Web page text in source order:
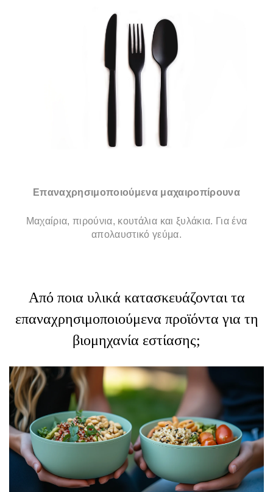
Επαναχρησιμοποιούμενα μαχαιροπίρουνα
Μαχαίρια, πιρούνια, κουτάλια και ξυλάκια. Για ένα
απολαυστικό γεύμα.
Από ποια υλικά κατασκευάζονται τα
επαναχρησιμοποιούμενα προϊόντα για τη
βιομηχανία εστίασης;